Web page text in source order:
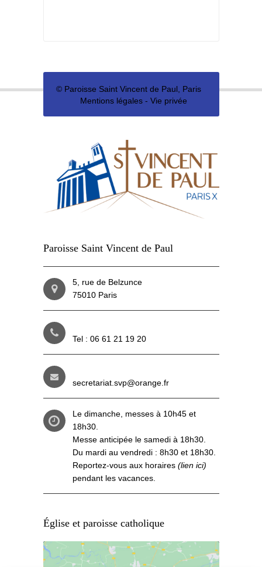
© Paroisse Saint Vincent de Paul, Paris
Mentions légales- Vie privée
Paroisse Saint Vincent de Paul
5, rue de Belzunce
75010 Paris
Tel : 06 61 21 19 20
secretariat.svp@orange.fr
Le dimanche, messes à 10h45 et
18h30.
Messe anticipée le samedi à 18h30.
Du mardi au vendredi : 8h30 et 18h30.
Reportez-vous aux horaires (lien ici)
pendant les vacances.
Église et paroisse catholique